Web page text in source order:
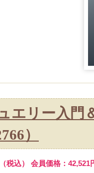
エリー入門
）
税込） 会員価格：42,521